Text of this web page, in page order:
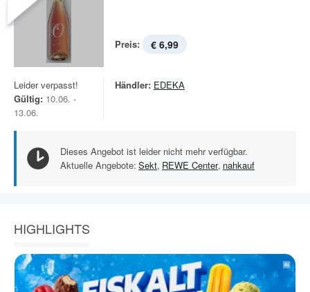
Preis: € 6,99
Leider verpasst!
Gültig: 10.06. -
13.06.
Händler: EDEKA
Dieses Angebot ist leider nicht mehr verfügbar.
Aktuelle Angebote: Sekt, REWE Center, nahkauf
HIGHLIGHTS